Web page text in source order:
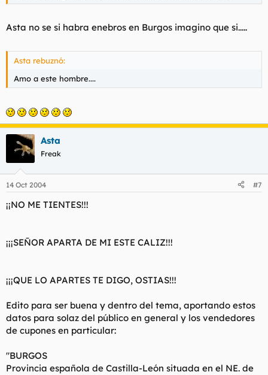
Asta no se si habra enebros en Burgos imagino que si.....
Asta rebuznó:
Amo a este hombre....
Asta
Freak
14 Oct 2004 #7
¡¡NO ME TIENTES!!!
¡¡¡SEÑOR APARTA DE MI ESTE CALIZ!!!
¡¡¡QUE LO APARTES TE DIGO, OSTIAS!!!
Edito para ser buena y dentro del tema, aportando estos
datos para solaz del público en general y los vendedores
de cupones en particular:
"BURGOS
Provincia española de Castilla-León situada en el NE. de